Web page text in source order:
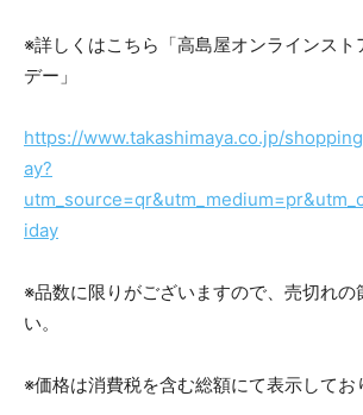
※詳しくはこちら「高島屋オンラインスト
デー」
https://www.takashimaya.co.jp/
ay?
iday
※品数に限りがございますので、売切れの
い。
※価格は消費税を含む総額にて表示してお